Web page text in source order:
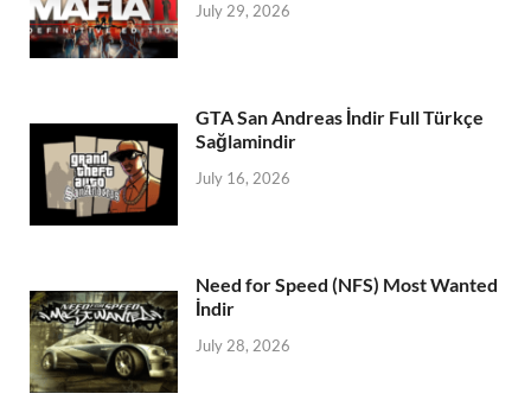
July 29, 2026
GTA San Andreas İndir Full Türkçe
Sağlamindir
July 16, 2026
Need for Speed (NFS) Most Wanted
İndir
July 28, 2026